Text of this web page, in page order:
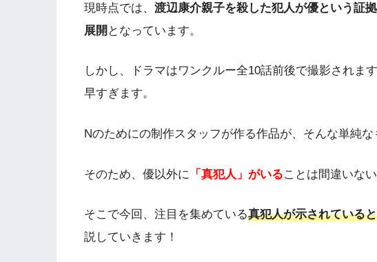
現時点では、 渡辺康介親子を殺した犯人が優という証拠
展開 となっています。
しかし、ドラマはワンクルー全10話前後で撮影されま
早すぎます。
Nのためにの制作スタッフが作る作品が、そんな単純
そのため、優以外に 「真犯人」がいることは間違いない
そこで今回、注目を集めている真犯人が示されている
説していきます！